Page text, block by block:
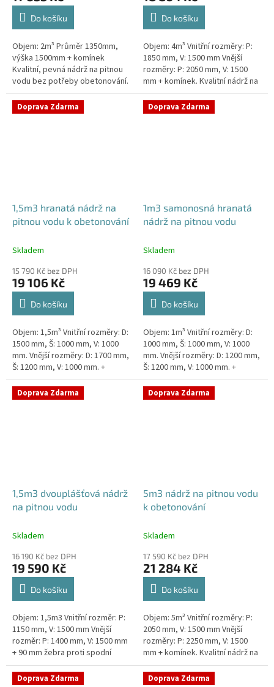
Do košíku
Objem: 2m³ Průměr 1350mm,
výška 1500mm + komínek
Kvalitní, pevná nádrž na pitnou
vodu bez potřeby obetonování.
Průměr a umístění všech
prostupů pro potrubí a hadice
specifikujte...
Do košíku
Objem: 4m³ Vnitřní rozměry: P:
1850 mm, V: 1500 mm Vnější
rozměry: P: 2050 mm, V: 1500
mm + komínek. Kvalitní nádrž na
pitnou vodu pod parkovací
stání. Průměr a umístění všech...
Doprava Zdarma
1,5m3 hranatá nádrž na
pitnou vodu k obetonování
Skladem
15 790 Kč bez DPH
19 106 Kč
Do košíku
Objem: 1,5m³ Vnitřní rozměry: D:
1500 mm, Š: 1000 mm, V: 1000
mm. Vnější rozměry: D: 1700 mm,
Š: 1200 mm, V: 1000 mm. +
komínek. Kvalitní nádrž na pitnou
vodu pod parkovací...
Doprava Zdarma
1m3 samonosná hranatá
nádrž na pitnou vodu
Skladem
16 090 Kč bez DPH
19 469 Kč
Do košíku
Objem: 1m³ Vnitřní rozměry: D:
1000 mm, Š: 1000 mm, V: 1000
mm. Vnější rozměry: D: 1200 mm,
Š: 1200 mm, V: 1000 mm. +
komínek Kvalitní, pevná nádrž na
pitnou vodu bez...
Doprava Zdarma
1,5m3 dvouplášťová nádrž
na pitnou vodu
Skladem
16 190 Kč bez DPH
19 590 Kč
Do košíku
Objem: 1,5m3 Vnitřní rozměr: P:
1150 mm, V: 1500 mm Vnější
rozměr: P: 1400 mm, V: 1500 mm
+ 90 mm žebra proti spodní
vodě + komínek Kvalitní nádrž na
pitnou vodu do míst vysokou...
Doprava Zdarma
5m3 nádrž na pitnou vodu
k obetonování
Skladem
17 590 Kč bez DPH
21 284 Kč
Do košíku
Objem: 5m³ Vnitřní rozměry: P:
2050 mm, V: 1500 mm Vnější
rozměry: P: 2250 mm, V: 1500
mm + komínek. Kvalitní nádrž na
pitnou vodu pod parkovací
stání. Průměr a umístění všech...
Doprava Zdarma Doprava Zdarma